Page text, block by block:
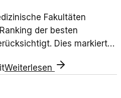
Fakultäten
der besten
Dies markiert
Weiterlesen